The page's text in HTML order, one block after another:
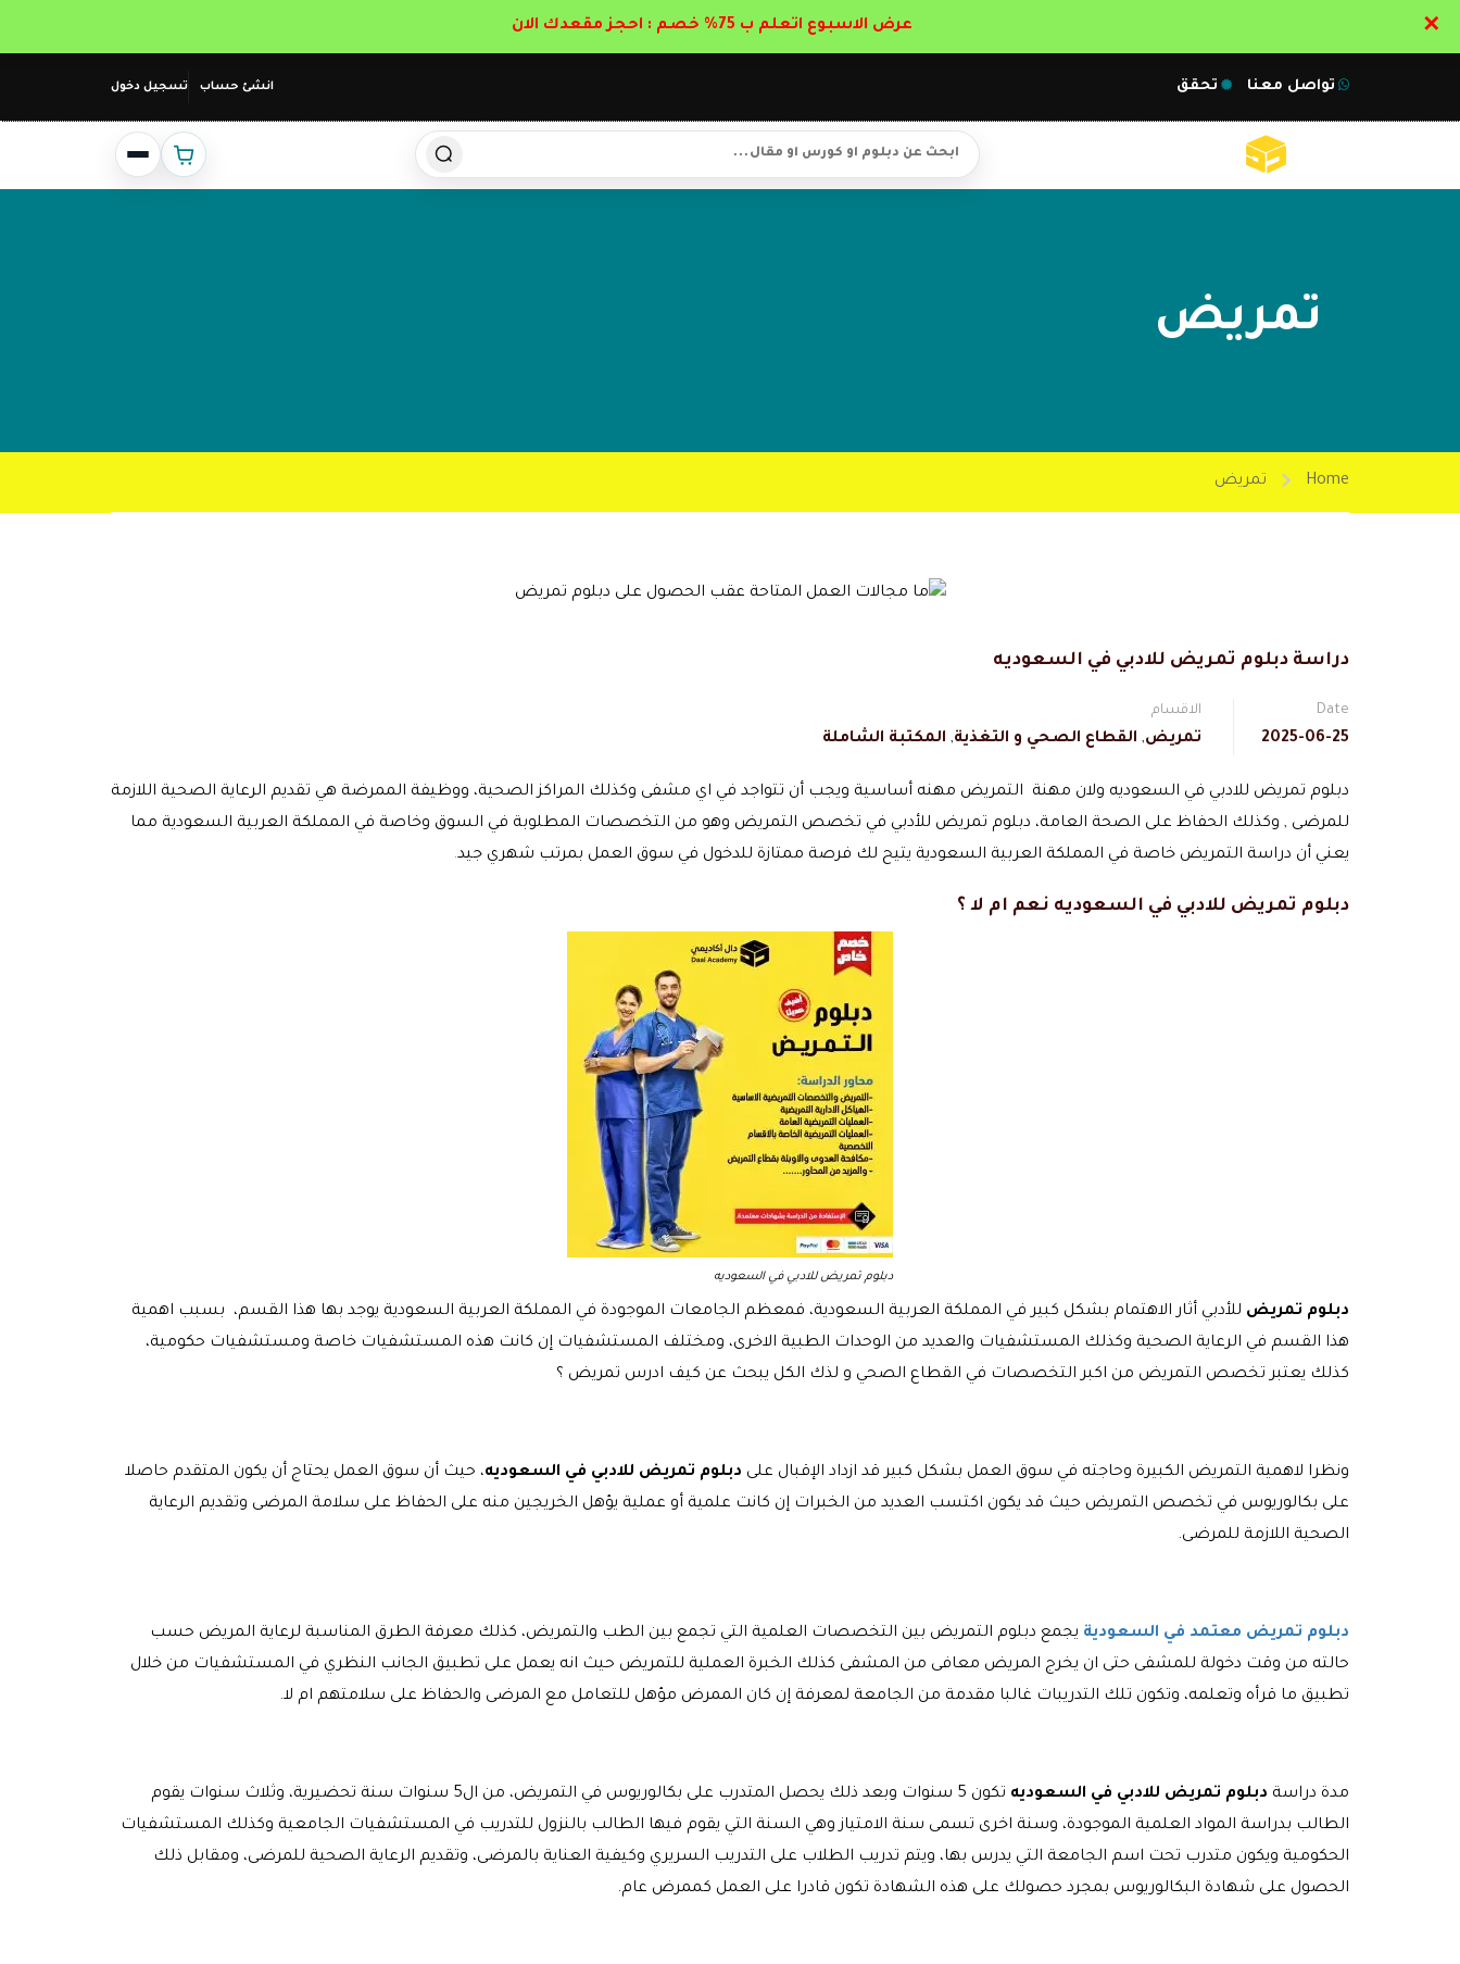
انشئ حساب تسجيل دخول تواصل معنا تحقق
تمريض
Home تمريض
دراسة دبلوم تمريض للادبي في السعوديه
Date
2025-06-25
الاقسام
تمريض, القطاع الصحي و التغذية, المكتبة الشاملة
دبلوم تمريض للادبي في السعوديه ولان مهنة التمريض مهنه أساسية ويجب أن تتواجد في اي مشفى وكذلك المراكز الصحية، ووظيفة الممرضة هي تقديم الرعاية الصحية اللازمة
للمرضى , وكذلك الحفاظ على الصحة العامة، دبلوم تمريض للأدبي في تخصص التمريض وهو من التخصصات المطلوبة في السوق وخاصة في المملكة العربية السعودية مما
يعني أن دراسة التمريض خاصة في المملكة العربية السعودية يتيح لك فرصة ممتازة للدخول في سوق العمل بمرتب شهري جيد.
دبلوم تمريض للادبي في السعوديه نعم ام لا ؟
دبلوم تمريض للادبي في السعوديه
دبلوم تمريض للأدبي أثار الاهتمام بشكل كبير في المملكة العربية السعودية، فمعظم الجامعات الموجودة في المملكة العربية السعودية يوجد بها هذا القسم، بسبب اهمية
هذا القسم في الرعاية الصحية وكذلك المستشفيات والعديد من الوحدات الطبية الاخرى، ومختلف المستشفيات إن كانت هذه المستشفيات خاصة ومستشفيات حكومية،
كذلك يعتبر تخصص التمريض من اكبر التخصصات في القطاع الصحي و لذك الكل يبحث عن كيف ادرس تمريض ؟
ونظرا لاهمية التمريض الكبيرة وحاجته في سوق العمل بشكل كبير قد ازداد الإقبال على دبلوم تمريض للادبي في السعوديه، حيث أن سوق العمل يحتاج أن يكون المتقدم حاصلا
على بكالوريوس في تخصص التمريض حيث قد يكون اكتسب العديد من الخبرات إن كانت علمية أو عملية يؤهل الخريجين منه على الحفاظ على سلامة المرضى وتقديم الرعاية
الصحية اللازمة للمرضى.
دبلوم تمريض معتمد في السعودية يجمع دبلوم التمريض بين التخصصات العلمية التي تجمع بين الطب والتمريض، كذلك معرفة الطرق المناسبة لرعاية المريض حسب
حالته من وقت دخولة للمشفى حتى ان يخرج المريض معافى من المشفى كذلك الخبرة العملية للتمريض حيث انه يعمل على تطبيق الجانب النظري في المستشفيات من خلال
تطبيق ما قرأه وتعلمه، وتكون تلك التدريبات غالبا مقدمة من الجامعة لمعرفة إن كان الممرض مؤهل للتعامل مع المرضى والحفاظ على سلامتهم ام لا.
مدة دراسة دبلوم تمريض للادبي في السعوديه
تكون 5 سنوات وبعد ذلك يحصل المتدرب على بكالوريوس في التمريض، من ال5 سنوات سنة تحضيرية، وثلاث سنوات يقوم
الطالب بدراسة المواد العلمية الموجودة، وسنة اخرى تسمى سنة الامتياز وهي السنة التي يقوم فيها الطالب بالنزول للتدريب في المستشفيات الجامعية وكذلك المستشفيات
الحكومية ويكون متدرب تحت اسم الجامعة التي يدرس بها، ويتم تدريب الطلاب على التدريب السريري وكيفية العناية بالمرضى، وتقديم الرعاية الصحية للمرضى، ومقابل ذلك
الحصول على شهادة البكالوريوس بمجرد حصولك على هذه الشهادة تكون قادرا على العمل كممرض عام.
عرض الاسبوع اتعلم ب 75% خصم : احجز مقعدك الان ✕